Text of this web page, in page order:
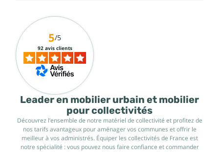
Leader en mobilier urbain et mobilier
pour collectivités
Découvrez l’ensemble de notre matériel de collectivité et profitez de
nos tarifs avantageux pour aménager vos communes et offrir le
meilleur à vos administrés. Équiper les collectivités de France est
notre spécialité : vous pouvez nous faire confiance et commander
5/5
92 avis clients